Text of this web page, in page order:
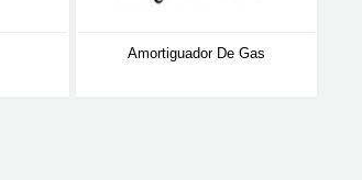
Amortiguador De Gas